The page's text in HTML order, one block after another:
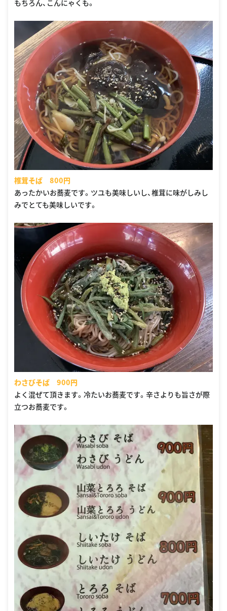
もちろん、こんにゃくも。
椎茸そば 800円
あったかいお蕎麦です。ツユも美味しいし、椎茸に味がしみし
みでとても美味しいです。
わさびそば 900円
よく混ぜて頂きます。冷たいお蕎麦です。辛さよりも旨さが際
立つお蕎麦です。